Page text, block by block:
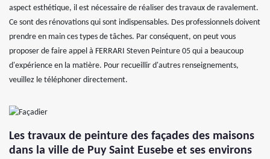
aspect esthétique, il est nécessaire de réaliser des travaux de ravalement.
Ce sont des rénovations qui sont indispensables. Des professionnels doivent
prendre en main ces types de tâches. Par conséquent, on peut vous
proposer de faire appel à FERRARI Steven Peinture 05 qui a beaucoup
d'expérience en la matière. Pour recueillir d'autres renseignements,
veuillez le téléphoner directement.
Les travaux de peinture des façades des maisons
dans la ville de Puy Saint Eusebe et ses environs